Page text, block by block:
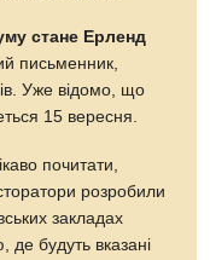
стане Ерленд
письменник,
Уже відомо, що
15 вересня.
почитати,
розробили
закладах
будуть вказані